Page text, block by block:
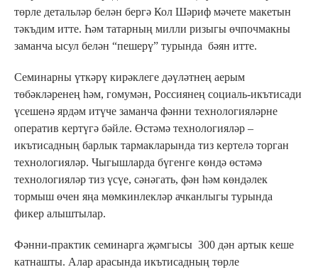
төрле детальләр белән бергә Кол Шәриф мәчете макетын
тәкъдим итте. Һәм татарның милли ризыгы өчпочмакны
заманча ысул белән “пешерү” турында бәян итте.
Семинарны үткәрү кирәклеге дәүләтнең аерым
төбәкләренең һәм, гомумән, Россиянең социаль-икътисади
үсешенә ярдәм итүче заманча фәнни технологияләрне
оператив кертүгә бәйле. Өстәмә технологияләр –
икътисадның барлык тармакларында тиз кертелә торган
технологияләр. Чыгышларда бүгенге көндә өстәмә
технологияләр тиз үсүе, сәнәгать, фән һәм көндәлек
тормыш өчен яңа мөмкинлекләр ачканлыгы турында
фикер алыштылар.
Фәнни-практик семинарга җәмгысы 300 дән артык кеше
катнашты. Алар арасында икътисадның төрле